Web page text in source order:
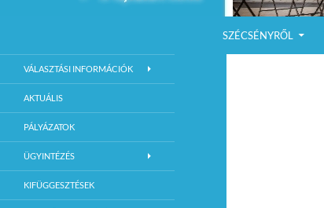
SZÉCSÉNYRŐL
Szécsény Város Hivatalos Weboldala
VÁLASZTÁSI INFORMÁCIÓK
AKTUÁLIS
PÁLYÁZATOK
ÜGYINTÉZÉS
KIFÜGGESZTÉSEK